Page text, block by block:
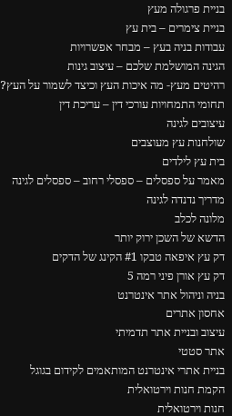
בניית פרגולה מעץ
בניית צימרים – בית עץ
עבודות בניה בעץ – מבחר אפשרויות
הגינה המושלמת שלכם – עיצוב גינות
רהיטים מעץ- מה איכות העץ וכיצד לשמור על העץ?
תחומי התמחויות עורכי דין – עריכת דין
עיצובים לגינה
שולחנות עץ מעוצבים
בית עץ לילדים
מאמר על ספסלים – ספסלי רחוב – ספסלים לגינה
מדריך נדנדה לגינה
מלונה לכלב
הדשא של השכן ירוק יותר
דק עץ איפאה טבקו #1 הקינג של הדקים
דק עץ אורן פיני רמה 5
בניה וניהול אתר אינטרנט
אחסון אתרים
עיצוב ובניית אתר תדמיתי
אתר סטטי
בניית אתרי אינטרנט המותאמים לקידום בגוגל
הקמת חנות וירטואלית
חנות וירטואלית